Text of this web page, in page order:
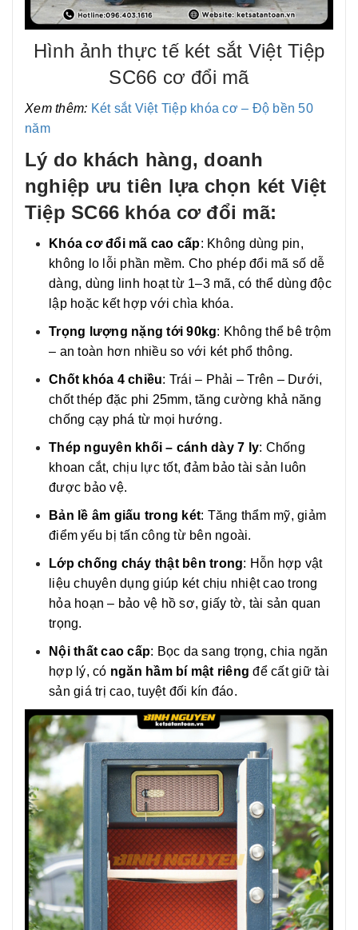
Hình ảnh thực tế két sắt Việt Tiệp
SC66 cơ đổi mã
Xem thêm: Két sắt Việt Tiệp khóa cơ – Độ bền 50
năm
Lý do khách hàng, doanh
nghiệp ưu tiên lựa chọn két Việt
Tiệp SC66 khóa cơ đổi mã:
Khóa cơ đổi mã cao cấp: Không dùng pin,
không lo lỗi phần mềm. Cho phép đổi mã số dễ
dàng, dùng linh hoạt từ 1–3 mã, có thể dùng độc
lập hoặc kết hợp với chìa khóa.
Trọng lượng nặng tới 90kg: Không thể bê trộm
– an toàn hơn nhiều so với két phổ thông.
Chốt khóa 4 chiều: Trái – Phải – Trên – Dưới,
chốt thép đặc phi 25mm, tăng cường khả năng
chống cạy phá từ mọi hướng.
Thép nguyên khối – cánh dày 7 ly: Chống
khoan cắt, chịu lực tốt, đảm bảo tài sản luôn
được bảo vệ.
Bản lề âm giấu trong két: Tăng thẩm mỹ, giảm
điểm yếu bị tấn công từ bên ngoài.
Lớp chống cháy thật bên trong: Hỗn hợp vật
liệu chuyên dụng giúp két chịu nhiệt cao trong
hỏa hoạn – bảo vệ hồ sơ, giấy tờ, tài sản quan
trọng.
Nội thất cao cấp: Bọc da sang trọng, chia ngăn
hợp lý, có ngăn hầm bí mật riêng để cất giữ tài
sản giá trị cao, tuyệt đối kín đáo.